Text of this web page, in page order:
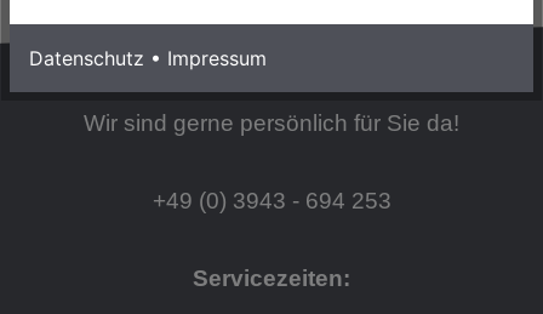
HABEN SIE FRAGEN?
Wir sind gerne persönlich für Sie da!
+49 (0) 3943 - 694 253
Servicezeiten:
Datenschutz • Impressum